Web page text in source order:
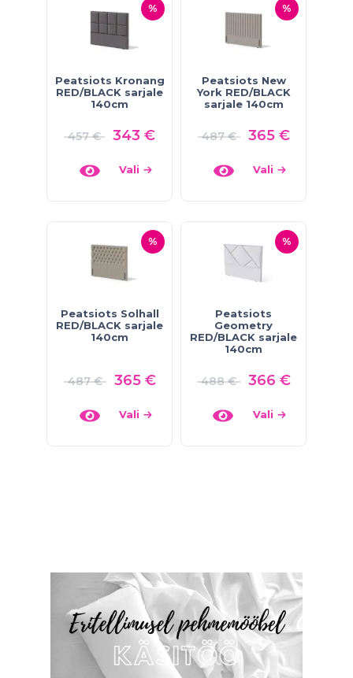
%
Peatsiots Kronang
RED/BLACK sarjale
140cm
457€ 343 €
Vali
%
Peatsiots New
York RED/BLACK
sarjale 140cm
487€ 365 €
Vali
%
Peatsiots Solhall
RED/BLACK sarjale
140cm
487€ 365 €
Vali
%
Peatsiots
Geometry
RED/BLACK sarjale
140cm
488€ 366 €
Vali